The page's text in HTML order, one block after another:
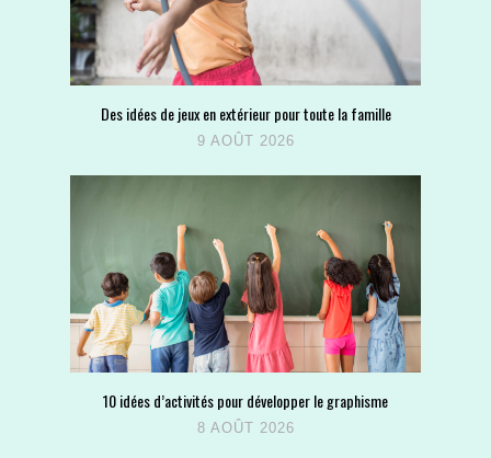
Des idées de jeux en extérieur pour toute la famille
9 AOÛT 2026
10 idées d’activités pour développer le graphisme
8 AOÛT 2026